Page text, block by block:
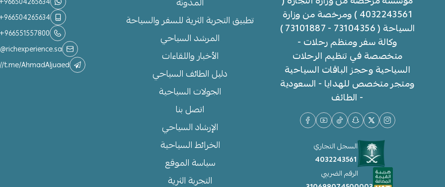
4032243561 ) ومرخصة من وزارة
السياحة ( 73104356 - 73101887 )
وكالة سفر ومنظم رحلات -
متخصصة في تنظيم الرحلات
السياحية وحجز الباقات السياحية
ومتجر متخصص للهدايا - السعودية
- الطائف
السجل التجاري
4032243561
الرقم الضريبي
تطبيق التجربة الثرية للسفر والسياحة
المرشد السياحي
الأخبار واللقاءات
دليل الطائف السياحي
الجولات السياحية
اتصل بنا
الإرشاد السياحي
الخرائط السياحية
سياسة الموقع
التجربة الثرية
+966504265634
+966551557800
t.me/AhmadAljuaed